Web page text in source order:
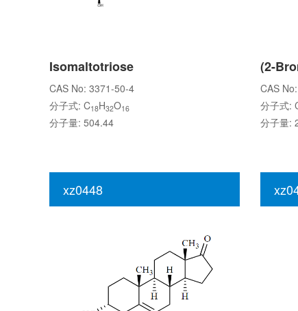
Isomaltotriose
CAS No: 3371-50-4
分子式: C18H32O16
分子量: 504.44
CAS
分子式:
分子量:
xz0448